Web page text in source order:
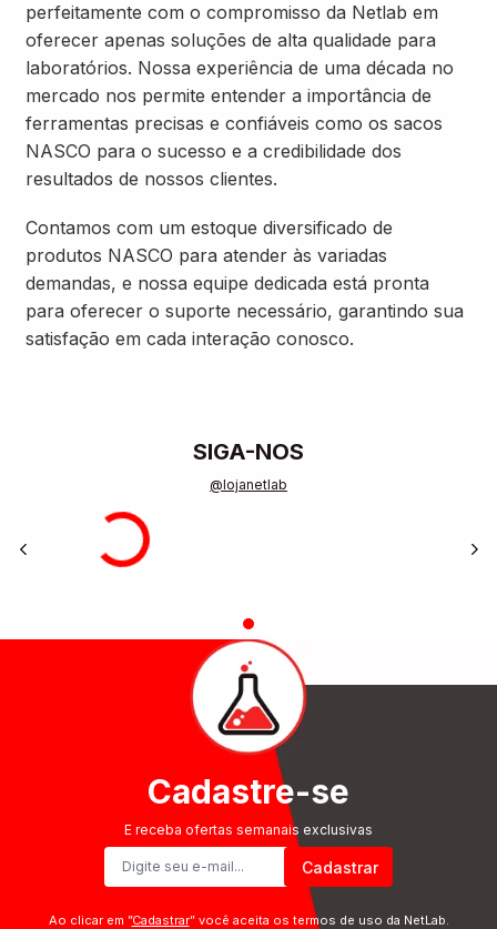
perfeitamente com o compromisso da Netlab em
oferecer apenas soluções de alta qualidade para
laboratórios. Nossa experiência de uma década no
mercado nos permite entender a importância de
ferramentas precisas e confiáveis como os sacos
NASCO para o sucesso e a credibilidade dos
resultados de nossos clientes.
Contamos com um estoque diversificado de
produtos NASCO para atender às variadas
demandas, e nossa equipe dedicada está pronta
para oferecer o suporte necessário, garantindo sua
satisfação em cada interação conosco.
SIGA-NOS
@lojanetlab
Cadastre-se
E receba ofertas semanais exclusivas
Cadastrar
Ao clicar em ”Cadastrar” você aceita os termos de uso da NetLab.